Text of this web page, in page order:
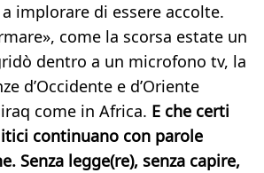
implorare di essere accolte.
come la scorsa estate un
dentro a un microfono tv, la
d’Occidente e d’Oriente
come in Africa. E che certi
continuano con parole
Senza legge(re), senza capire,